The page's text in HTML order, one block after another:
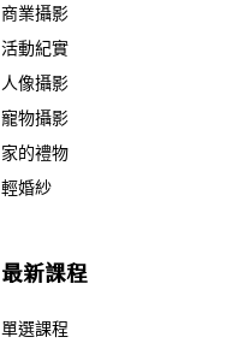
商業攝影
活動紀實
人像攝影
寵物攝影
家的禮物
輕婚紗
最新課程
單選課程